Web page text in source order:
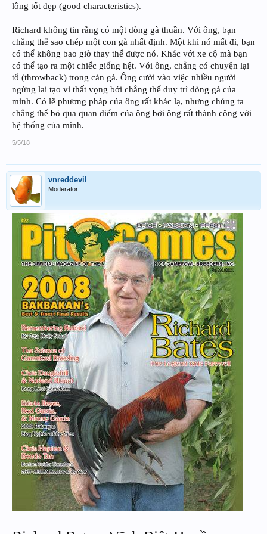
lông tốt đẹp (good characteristics).
Richard không tin rằng có một dòng gà thuần. Với ông, bạn
chẳng thể sao chép một con gà nhất định. Một khi nó mất đi, bạn
có thể không bao giờ thay thế được nó. Khác với xe cộ mà bạn
có thể tạo ra một chiếc giống hệt. Với ông, chẳng có chuyện lại
tổ (throwback) trong cản gà. Ông cười vào việc nhiều người
ngừng lai tạo vì thất vọng bởi chẳng thể duy trì dòng gà của
mình. Có lẽ phương pháp của ông rất khác lạ, nhưng chúng ta
chẳng thể bỏ qua quan điểm của ông bởi ông rất thành công với
hệ thống của mình.
5/5/18
vnreddevil
Moderator